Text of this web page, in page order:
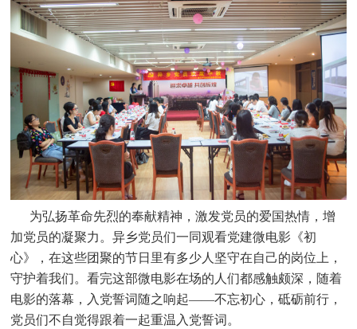
为弘扬革命先烈的奉献精神，激发党员的爱国热情，增
加党员的凝聚力。异乡党员们一同观看党建微电影《初
心》，在这些团聚的节日里有多少人坚守在自己的岗位上，
守护着我们。看完这部微电影在场的人们都感触颇深，随着
电影的落幕，入党誓词随之响起——不忘初心，砥砺前行，
党员们不自觉得跟着一起重温入党誓词。